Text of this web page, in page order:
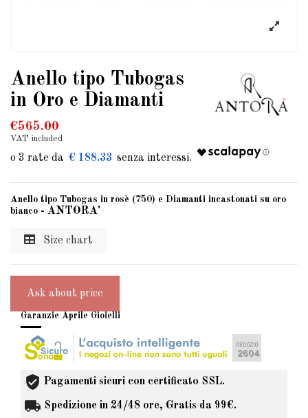
Anello tipo Tubogas
in Oro e Diamanti
€565.00
VAT included
€ 188.33
Anello tipo Tubogas in rosè (750) e Diamanti incastonati su oro
bianco - ANTORA'
Size chart
Ask about price
Garanzie Aprile Gioielli
Pagamenti sicuri con certificato SSL.
Spedizione in 24/48 ore, Gratis da 99€.